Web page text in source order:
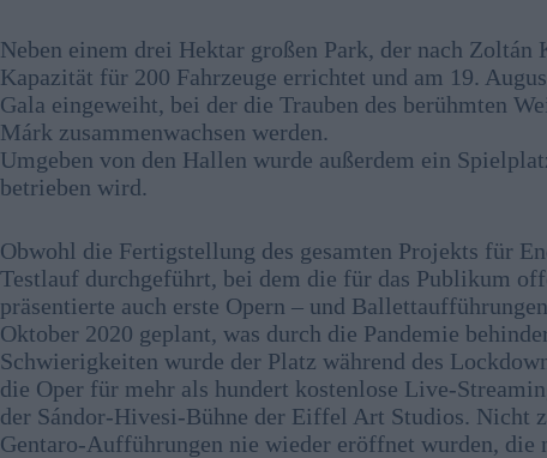
Neben einem drei Hektar großen Park, der nach
Kapazität für 200 Fahrzeuge errichtet und am 19.
Gala eingeweiht, bei der die Trauben des berühmten
Márk zusammenwachsen werden.
Umgeben von den Hallen wurde außerdem ein
betrieben wird.
Obwohl die Fertigstellung des gesamten Projekts für
Testlauf durchgeführt, bei dem die für das Publikum
präsentierte auch erste Opern – und
Oktober 2020 geplant, was durch die Pandemie
Schwierigkeiten wurde der Platz während des
die Oper für mehr als hundert kostenlose Live-
der Sándor-Hivesi-Bühne der Eiffel Art Studios. Nicht
Gentaro-Aufführungen nie wieder eröffnet wurden, die